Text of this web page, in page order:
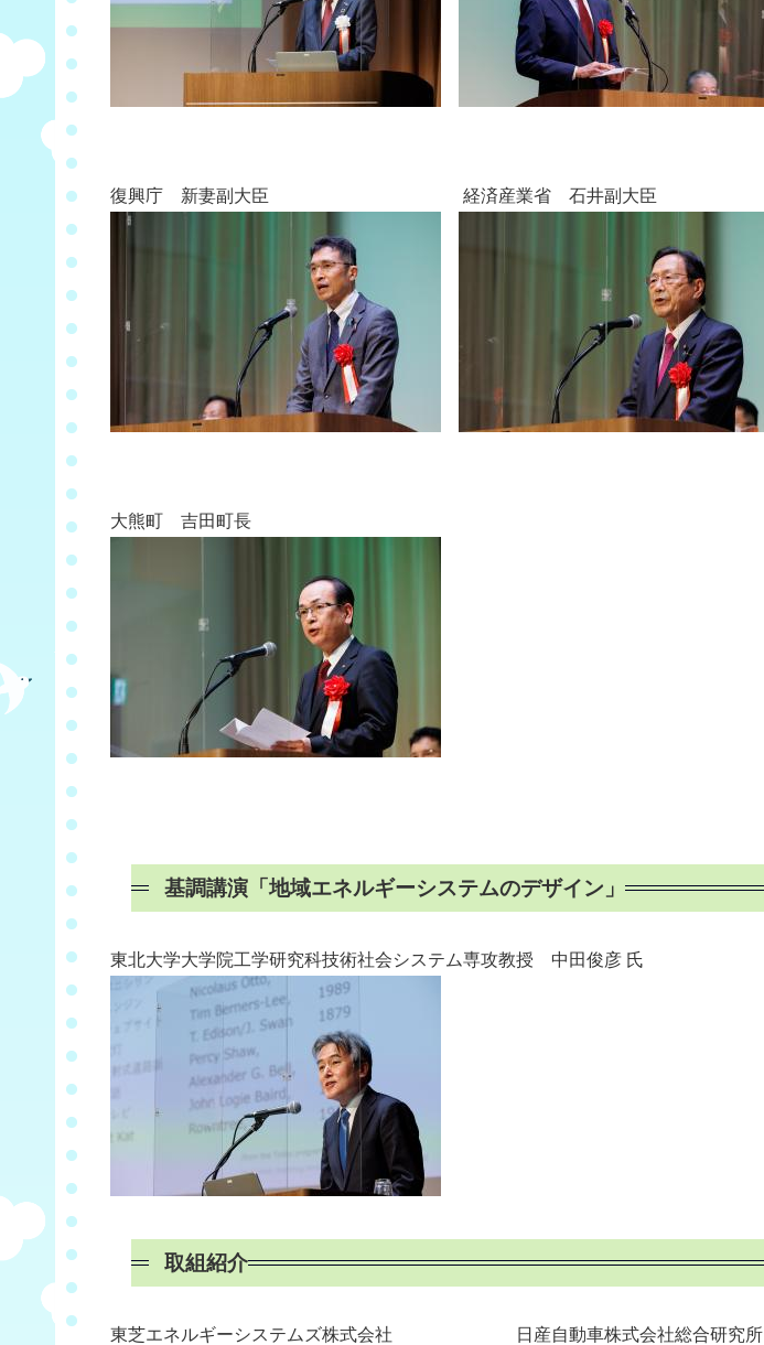
復興庁 新妻副大臣 経済産業省 石井副大臣
大熊町 吉田町長
基調講演「地域エネルギーシステムのデザイン」
東北大学大学院工学研究科技術社会システム専攻教授 中田俊彦 氏
取組紹介
東芝エネルギーシステムズ株式会社 日産自動車株式会社総合研究所